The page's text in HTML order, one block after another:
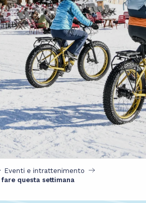
Eventi e intrattenimento
fare questa settimana